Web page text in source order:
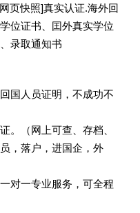
页快照]真实认证.海外回
位证书、囯外真实学位
录取通知书
国人员证明，不成功不
。（网上可查、存档、
，落户，进国企，外
对一专业服务，可全程